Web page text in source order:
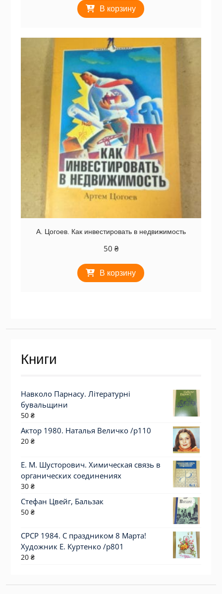
В корзину
А. Цогоев. Как инвестировать в недвижимость
50 ₴
В корзину
Книги
Навколо Парнасу. Літературні
бувальщини
50 ₴
Актор 1980. Наталья Величко /p110
20 ₴
Е. М. Шусторович. Химическая связь в
органических соединениях
30 ₴
Стефан Цвейг, Бальзак
50 ₴
СРСР 1984. С праздником 8 Марта!
Художник Е. Куртенко /р801
20 ₴